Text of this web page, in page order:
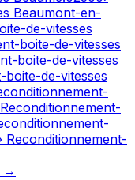
Beaumont-en-
de-vitesses
boite-de-vitesses
boite-de-vitesses
boite-de-vitesses
Reconditionnement-
Reconditionnement-
→